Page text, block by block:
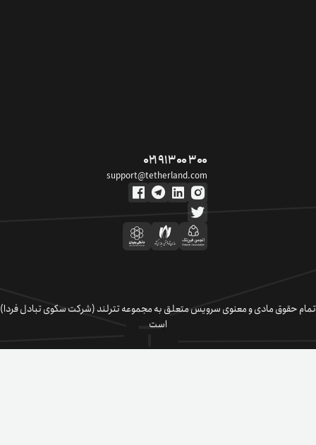
۰۲۱ ۹۱ ۳۰۰ ۳۰۰
support@tetherland.com
تمام حقوق مادی و معنوی سرویس متعلق به مجموعه تترلند (شرکت سکوی تبادل فردا)
است